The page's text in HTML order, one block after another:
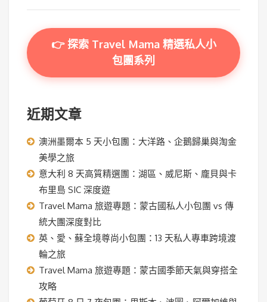
👉 探索 Travel Mama 精選私人小
包團系列
近期文章
澳洲墨爾本 5 天小包團：大洋路、企鵝歸巢與淘金
美學之旅
意大利 8 天高質精選團：湖區、威尼斯、龐貝與卡
布里島 SIC 深度遊
Travel Mama 旅遊專題：蒙古國私人小包團 vs 傳
統大團深度對比
英、愛、蘇全境尊尚小包團：13 天私人專車跨境渡
輪之旅
Travel Mama 旅遊專題：蒙古國季節天氣與穿搭全
攻略